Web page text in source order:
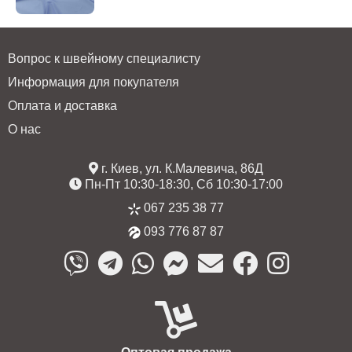
Вопрос к швейному специалисту
Информация для покупателя
Оплата и доставка
О нас
г. Киев, ул. К.Малевича, 86Д
Пн-Пт 10:30-18:30, Сб 10:30-17:00
067 235 38 77
093 776 87 87